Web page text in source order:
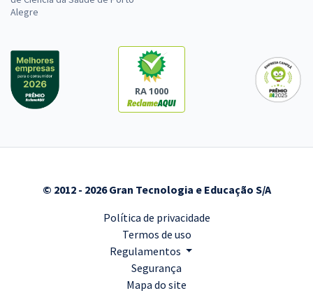
IFMT - Instituto Federal de Educação, Ciência e Tecnologia de Mato
Grosso - Técnico Administrativo em Educação - Técnico em
Enfermagem
29,52
Comprar
IFMT - Instituto Federal de Educação, Ciência e Tecnologia de Mato
Grosso - Técnico de Laboratório - Área: Química
R$ 423,92
Alegre
RA 1000
© 2012 - 2026 Gran Tecnologia e Educação S/A
Política de privacidade
Termos de uso
Regulamentos
Segurança
Mapa do site